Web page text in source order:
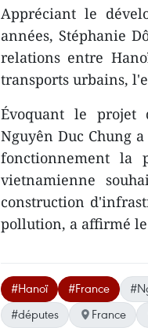
Appréciant le
années, Stéphanie
relations entre
transports urbains,
Évoquant le projet
Nguyên Duc Chung
fonctionnement la
vietnamienne
construction
pollution, a affirmé
#Hanoï #France
#députes
France